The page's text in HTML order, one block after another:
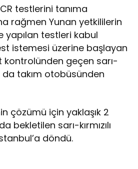
testlerini tanıma
rağmen Yunan yetkililerin
yapılan testleri kabul
istemesi üzerine başlayan
geçen sarı-
da takım otobüsünden
çözümü için yaklaşık 2
bekletilen sarı-kırmızılı
döndü.